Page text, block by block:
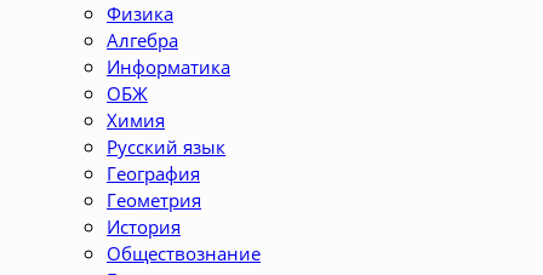
Физика
Алгебра
Информатика
ОБЖ
Химия
Русский язык
География
Геометрия
История
Обществознание